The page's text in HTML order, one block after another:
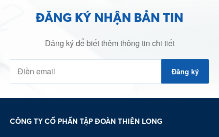
ĐĂNG KÝ NHẬN BẢN TIN
Đăng ký để biết thêm thông tin chi tiết
Đăng ký
CÔNG TY CỔ PHẦN TẬP ĐOÀN THIÊN LONG